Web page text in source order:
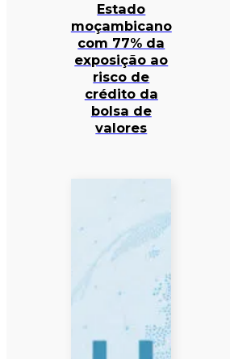
Estado
moçambicano
com 77% da
exposição ao
risco de
crédito da
bolsa de
valores